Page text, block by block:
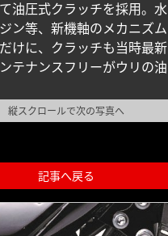
油圧式クラッチを採用。水
ン等、新機軸のメカニズム
けに、クラッチも当時最新
テナンスフリーがウリの油
縦スクロールで次の写真へ
記事へ戻る